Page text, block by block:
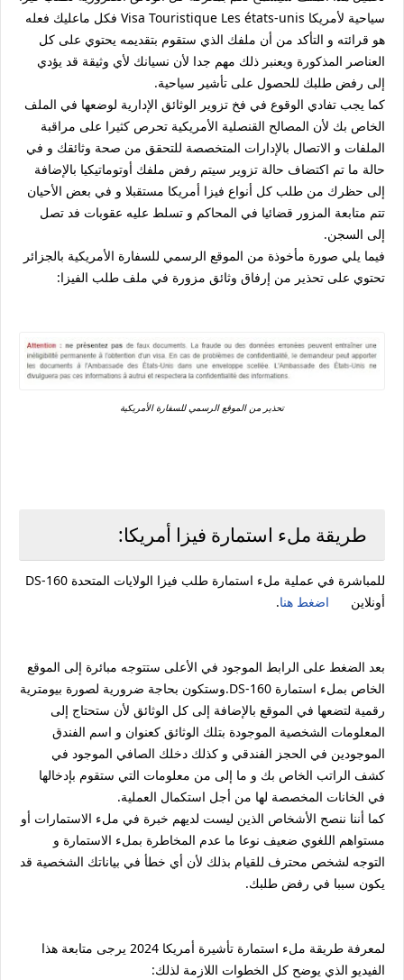
سياحية لأمريكا Visa Touristique Les états-unis فكل ماعليك فعله
هو قرائته و التأكد من أن ملفك الذي ستقوم بتقديمه يحتوي على كل
العناصر المذكورة ويعنبر ذلك مهم جدا لأن نسيانك لأي وثيقة قد يؤدي
إلى رفض طلبك للحصول على تأشير سياحية.
كما يجب تفادي الوقوع في فخ تزوير الوثائق الإدارية لوضعها في الملف
الخاص بك لأن المصالح القنصلية الأمريكية تحرص كثيرا على مراقبة
الملفات و الاتصال بالإدارات المتخصصة للتحقق من صحة وثائقك و في
حالة ما تم اكتضاف حالة تزوير سيتم رفض ملفك أوتوماتيكيا بالإضافة
إلى حظرك من طلب كل أنواع فيزا أمريكا مستقبلا و في بعض الأحيان
تتم متابعة المزور قضائيا في المحاكم و تسلط عليه عقوبات فد تصل
إلى السجن.
فيما يلي صورة مأخوذة من الموقع الرسمي للسفارة الأمريكية بالجزائر
تحتوي على تحذير من إرفاق وثائق مزورة في ملف طلب الفيزا:
تحذير من الموقع الرسمي للسفارة الأمريكية
طريقة ملء استمارة فيزا أمريكا:
للمباشرة في عملية ملء استمارة طلب فيزا الولايات المتحدة DS-160
أونلاين اضغط هنا.
بعد الضغط على الرابط الموجود في الأعلى ستتوجه مبائرة إلى الموقع
الخاص بملء استمارة DS-160.وستكون بحاجة ضرورية لصورة بيومترية
رقمية لتضعها في الموقع بالإضافة إلى كل الوثائق لأن ستحتاج إلى
المعلومات الشخصية الموجودة بتلك الوثائق كعنوان و اسم الفندق
الموجودين في الحجز الفندقي و كذلك دخلك الصافي الموجود في
كشف الراتب الخاص بك و ما إلى من معلومات التي ستقوم بإدخالها
في الخانات المخصصة لها من أجل استكمال العملية.
كما أننا ننصح الأشخاص الذين ليست لديهم خبرة في ملء الاستمارات أو
مستواهم اللغوي ضعيف نوعا ما عدم المخاطرة بملء الاستمارة و
التوجه لشخص محترف للقيام بذلك لأن أي خطأ في بياناتك الشخصية قد
يكون سببا في رفض طلبك.
لمعرفة طريقة ملء استمارة تأشيرة أمريكا 2024 يرجى متابعة هذا
الفيديو الذي يوضح كل الخطوات اللازمة لذلك: